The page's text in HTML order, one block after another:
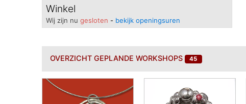
Winkel
Wij zijn nu gesloten - bekijk openingsuren
OVERZICHTGEPLANDE WORKSHOPS 45